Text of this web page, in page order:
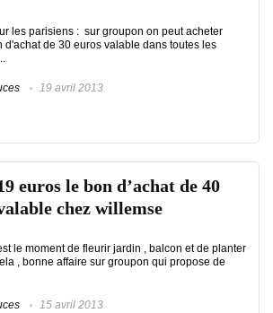
les parisiens : sur groupon on peut acheter
d'achat de 30 euros valable dans toutes les
19 avril 2013
euros le bon d’achat de 40
chez willemse
le moment de fleurir jardin , balcon et de planter
, bonne affaire sur groupon qui propose de
15 avril 2013